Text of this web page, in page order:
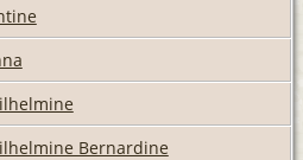
Bernardine